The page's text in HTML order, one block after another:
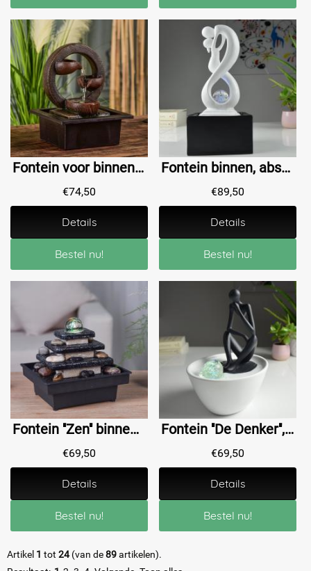
Fontein voor binnen, waterval, stromend water, rustgevend
€74,50
Details
Bestel nu!
Fontein binnen, abstract beeld met waterornament
€89,50
Details
Bestel nu!
Fontein ''Zen'' binnen, rustgevende waterval, tempel met rotsjes
€69,50
Details
Bestel nu!
Fontein ''De Denker'', fontein voor binnen, zwart / wit
€69,50
Details
Bestel nu!
Artikel 1 tot 24(van de89artikelen).